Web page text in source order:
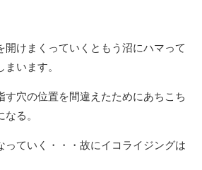
開けまくっていくともう沼にハマって
います。
す穴の位置を間違えたためにあちこち
る。
っていく・・・故にイコライジングは